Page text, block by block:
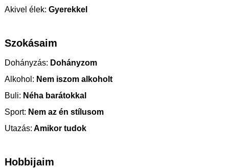
Akivel élek: Gyerekkel
Szokásaim
Dohányzás: Dohányzom
Alkohol: Nem iszom alkoholt
Buli: Néha barátokkal
Sport: Nem az én stílusom
Utazás: Amikor tudok
Hobbijaim